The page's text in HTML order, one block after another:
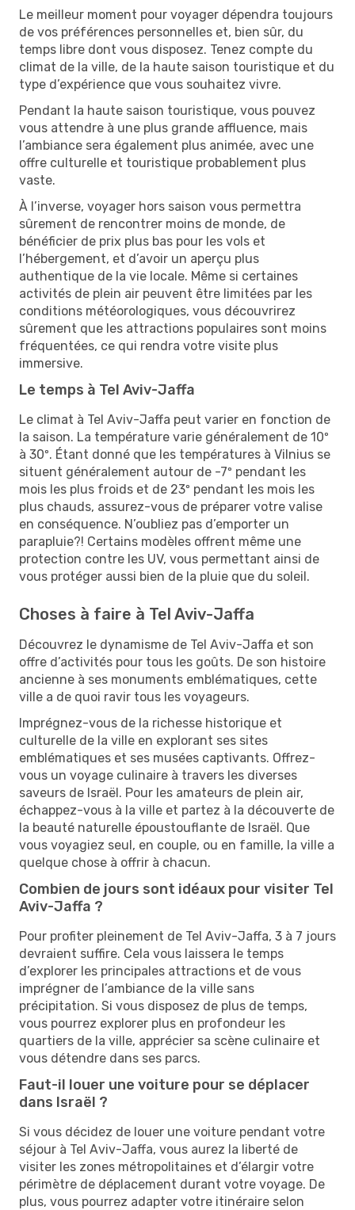
Le meilleur moment pour voyager dépendra toujours
de vos préférences personnelles et, bien sûr, du
temps libre dont vous disposez. Tenez compte du
climat de la ville, de la haute saison touristique et du
type d’expérience que vous souhaitez vivre.
Pendant la haute saison touristique, vous pouvez
vous attendre à une plus grande affluence, mais
l’ambiance sera également plus animée, avec une
offre culturelle et touristique probablement plus
vaste.
À l’inverse, voyager hors saison vous permettra
sûrement de rencontrer moins de monde, de
bénéficier de prix plus bas pour les vols et
l’hébergement, et d’avoir un aperçu plus
authentique de la vie locale. Même si certaines
activités de plein air peuvent être limitées par les
conditions météorologiques, vous découvrirez
sûrement que les attractions populaires sont moins
fréquentées, ce qui rendra votre visite plus
immersive.
Le temps à Tel Aviv-Jaffa
Le climat à Tel Aviv-Jaffa peut varier en fonction de
la saison. La température varie généralement de 10º
à 30º. Étant donné que les températures à Vilnius se
situent généralement autour de -7º pendant les
mois les plus froids et de 23º pendant les mois les
plus chauds, assurez-vous de préparer votre valise
en conséquence. N’oubliez pas d’emporter un
parapluie?! Certains modèles offrent même une
protection contre les UV, vous permettant ainsi de
vous protéger aussi bien de la pluie que du soleil.
Choses à faire à Tel Aviv-Jaffa
Découvrez le dynamisme de Tel Aviv-Jaffa et son
offre d’activités pour tous les goûts. De son histoire
ancienne à ses monuments emblématiques, cette
ville a de quoi ravir tous les voyageurs.
Imprégnez-vous de la richesse historique et
culturelle de la ville en explorant ses sites
emblématiques et ses musées captivants. Offrez-
vous un voyage culinaire à travers les diverses
saveurs de Israël. Pour les amateurs de plein air,
échappez-vous à la ville et partez à la découverte de
la beauté naturelle époustouflante de Israël. Que
vous voyagiez seul, en couple, ou en famille, la ville a
quelque chose à offrir à chacun.
Combien de jours sont idéaux pour visiter Tel
Aviv-Jaffa ?
Pour profiter pleinement de Tel Aviv-Jaffa, 3 à 7 jours
devraient suffire. Cela vous laissera le temps
d’explorer les principales attractions et de vous
imprégner de l’ambiance de la ville sans
précipitation. Si vous disposez de plus de temps,
vous pourrez explorer plus en profondeur les
quartiers de la ville, apprécier sa scène culinaire et
vous détendre dans ses parcs.
Faut-il louer une voiture pour se déplacer
dans Israël ?
Si vous décidez de louer une voiture pendant votre
séjour à Tel Aviv-Jaffa, vous aurez la liberté de
visiter les zones métropolitaines et d’élargir votre
périmètre de déplacement durant votre voyage. De
plus, vous pourrez adapter votre itinéraire selon